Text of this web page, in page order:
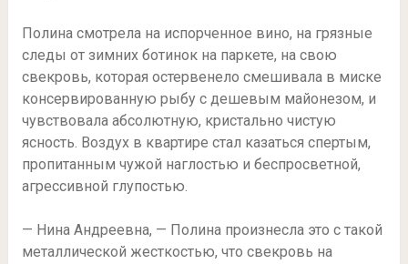
Полина смотрела на испорченное вино, на грязные
следы от зимних ботинок на паркете, на свою
свекровь, которая остервенело смешивала в миске
консервированную рыбу с дешевым майонезом, и
чувствовала абсолютную, кристально чистую
ясность. Воздух в квартире стал казаться спертым,
пропитанным чужой наглостью и беспросветной,
агрессивной глупостью.
— Нина Андреевна, — Полина произнесла это с такой
металлической жесткостью, что свекровь на